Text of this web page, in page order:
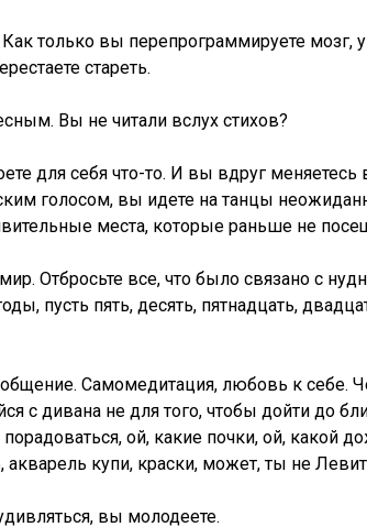
Как только вы перепрограммируете мозг,
стареть.
Вы не читали вслух стихов?
для себя что-то. И вы вдруг
голосом, вы идете на танцы
места, которые раньше не
Отбросьте все, что было связано с
пусть пять, десять, пятнадцать,
Самомедитация, любовь к себе.
с дивана не для того, чтобы дойти до
ой, какие почки, ой, какой
купи, краски, может, ты не
вы молодеете.